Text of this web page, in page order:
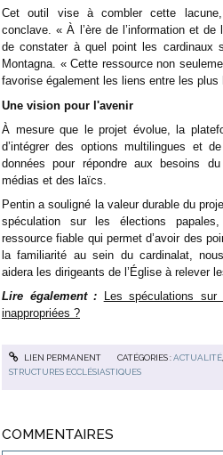
Cet outil vise à combler cette
conclave. « À l’ère de l’information et
de constater à quel point les cardinaux
Montagna. « Cette ressource non
favorise également les liens entre les plus
Une vision pour l'avenir
À mesure que le projet évolue, la
d’intégrer des options multilingues et
données pour répondre aux besoins
médias et des laïcs.
Pentin a souligné la valeur durable du
spéculation sur les élections
ressource fiable qui permet d’avoir des
la familiarité au sein du cardinalat,
aidera les dirigeants de l’Église à relever
Lire également :
Les spéculations
inappropriées ?
LIEN PERMANENT CATÉGORIES :ACTUALITÉ,
STRUCTURES ECCLÉSIASTIQUES
COMMENTAIRES